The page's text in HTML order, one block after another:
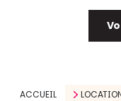
ACCUEIL